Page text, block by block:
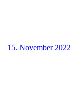
15. November 2022